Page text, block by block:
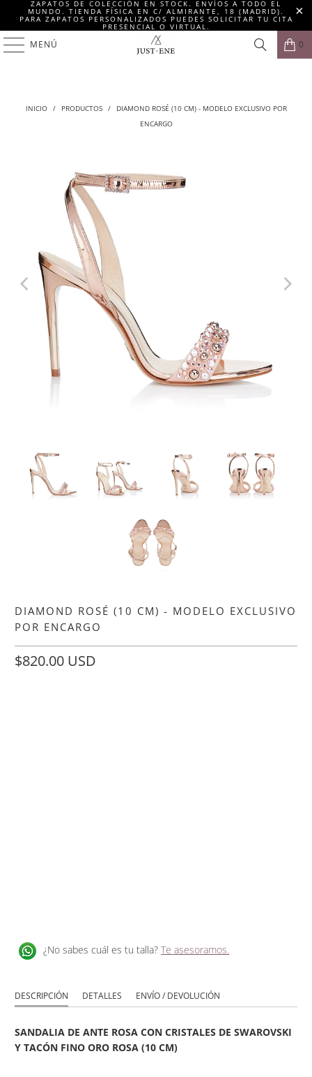
ZAPATOS DE COLECCIÓN EN STOCK. ENVÍOS A TODO EL
MUNDO. TIENDA FÍSICA EN C/ ALMIRANTE, 18 (MADRID).
PARA ZAPATOS PERSONALIZADOS PUEDES SOLICITAR TU CITA
PRESENCIAL O VIRTUAL.
MENÚ 0
INICIO / PRODUCTOS /
DIAMOND ROSÉ (10 CM) - MODELO EXCLUSIVO POR
ENCARGO
DIAMOND ROSÉ (10 CM) - MODELO EXCLUSIVO
POR ENCARGO
$820.00 USD
¿No sabes cuál es tu talla?Te asesoramos.
DESCRIPCIÓN DETALLES ENVÍO / DEVOLUCIÓN
SANDALIA DE ANTE ROSA CON CRISTALES DE SWAROVSKI
Y TACÓN FINO ORO ROSA (10 CM)